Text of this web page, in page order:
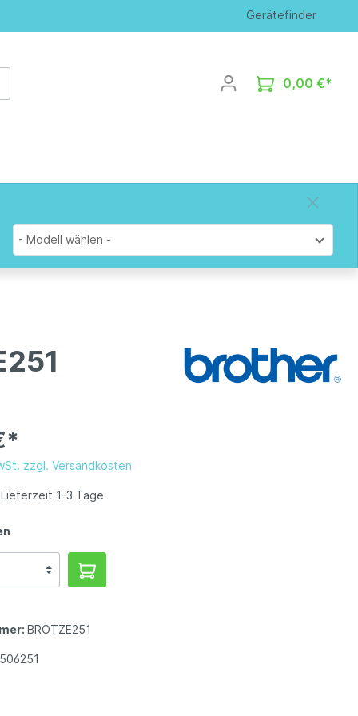
Gerätefinder
0,00 €*
- Modell wählen -
zzgl. Versandkosten
1-3 Tage
BROTZE251